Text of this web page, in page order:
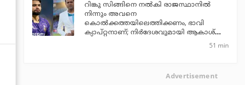
റിങ്കു സിങ്ങിനെ നൽകി രാജസ്ഥാനിൽ
നിന്നും അവനെ
കൊൽ‌ക്കത്തയിലെത്തിക്കണം, ഭാവി
ക്യാപ്റ്റനാണ്; നിർദേശവുമായി ആകാശ്
51 min
Advertisement